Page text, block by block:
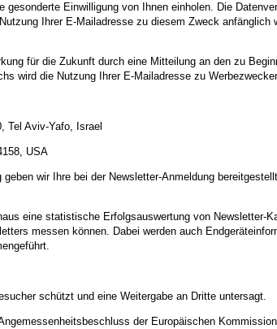
Einwilligung von Ihnen einholen. Die
Ihrer E-Mailadresse zu diesem Zweck
für die Zukunft durch eine Mitteilung an den zu
wird die Nutzung Ihrer E-Mailadresse zu
Tel Aviv-Yafo, Israel
USA
wir Ihre bei der Newsletter-Anmeldung
eine statistische Erfolgsauswertung von Newsletter-
messen können. Dabei werden auch
schützt und eine Weitergabe an Dritte untersagt.
der Europäischen